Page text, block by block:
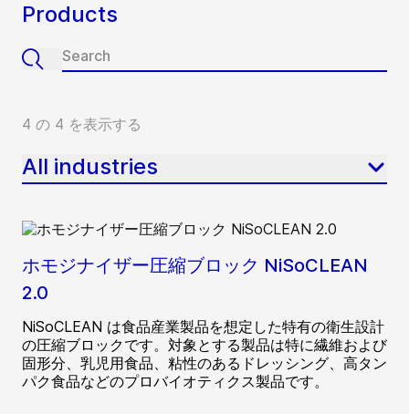
Products
4 の 4 を表示する
All industries
ホモジナイザー圧縮ブロック NiSoCLEAN
2.0
NiSoCLEAN は食品産業製品を想定した特有の衛生設計
の圧縮ブロックです。対象とする製品は特に繊維および
固形分、乳児用食品、粘性のあるドレッシング、高タン
パク食品などのプロバイオティクス製品です。